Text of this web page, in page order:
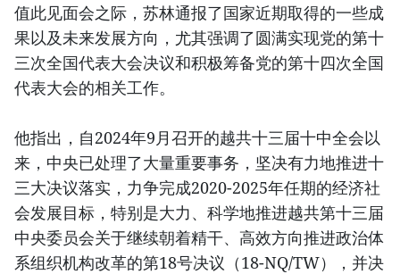
值此见面会之际，苏林通报了国家近期取得的一些成
果以及未来发展方向，尤其强调了圆满实现党的第十
三次全国代表大会决议和积极筹备党的第十四次全国
代表大会的相关工作。
他指出，自2024年9月召开的越共十三届十中全会以
来，中央已处理了大量重要事务，坚决有力地推进十
三大决议落实，力争完成2020-2025年任期的经济社
会发展目标，特别是大力、科学地推进越共第十三届
中央委员会关于继续朝着精干、高效方向推进政治体
系组织机构改革的第18号决议（18-NQ/TW），并决